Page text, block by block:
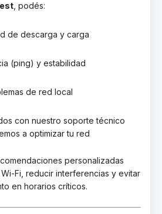
, podés:
de descarga y carga
(ping) y estabilidad
de red local
con nuestro soporte técnico
a optimizar tu red
personalizadas
Fi, reducir interferencias y evitar
en horarios críticos.